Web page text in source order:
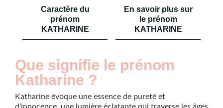
Caractère du
prénom
KATHARINE
En savoir plus sur
le prénom
KATHARINE
Que signifie le prénom
Katharine ?
Katharine évoque une essence de pureté et